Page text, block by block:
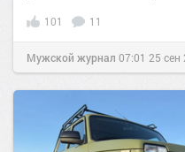
101 11
Мужской журнал 07:01 25 сен